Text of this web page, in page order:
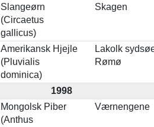
Slangeørn
(Circaetus
gallicus)
Skagen
Amerikansk Hjejle
(Pluvialis
dominica)
Lakolk
Rømø
1998
Mongolsk Piber
(Anthus
Værnengene